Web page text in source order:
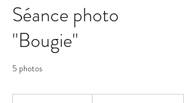
Séance photo
"Bougie"
5 photos